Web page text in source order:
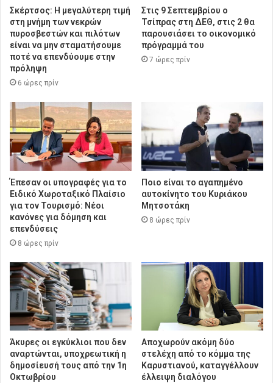
Σκέρτσος: Η μεγαλύτερη τιμή
στη μνήμη των νεκρών
πυροσβεστών και πιλότων
είναι να μην σταματήσουμε
ποτέ να επενδύουμε στην
πρόληψη
6 ώρες πρίν
Στις 9 Σεπτεμβρίου ο
Τσίπρας στη ΔΕΘ, στις 2 θα
παρουσιάσει το οικονομικό
πρόγραμμά του
7 ώρες πρίν
Έπεσαν οι υπογραφές για το
Ειδικό Χωροταξικό Πλαίσιο
για τον Τουρισμό: Νέοι
κανόνες για δόμηση και
επενδύσεις
8 ώρες πρίν
Ποιο είναι το αγαπημένο
αυτοκίνητο του Κυριάκου
Μητσοτάκη
8 ώρες πρίν
Άκυρες οι εγκύκλιοι που δεν
αναρτώνται, υποχρεωτική η
δημοσίευσή τους από την 1η
Οκτωβρίου
Αποχωρούν ακόμη δύο
στελέχη από το κόμμα της
Καρυστιανού, καταγγέλλουν
έλλειψη διαλόγου